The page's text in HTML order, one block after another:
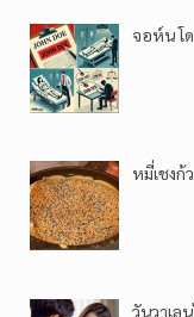
จอห์น โ
หมี่เชงก้
วันวาเล